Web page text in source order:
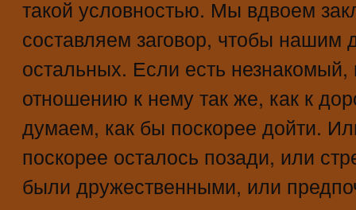
такой условностью. Мы вдвоем
составляем заговор, чтобы нашим
остальных. Если есть
отношению к нему так же, как к
думаем, как бы поскорее дойти.
поскорее осталось позади, или
были дружественными, или